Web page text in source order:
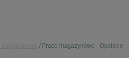
Prace magazynowe - Opolskie